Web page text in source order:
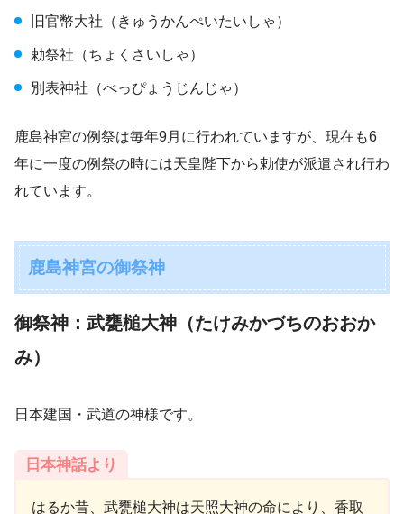
旧官幣大社（きゅうかんぺいたいしゃ）
勅祭社（ちょくさいしゃ）
別表神社（べっぴょうじんじゃ）
鹿島神宮の例祭は毎年9月に行われていますが、現在も6
年に一度の例祭の時には天皇陛下から勅使が派遣され行わ
れています。
鹿島神宮の御祭神
御祭神：武甕槌大神（たけみかづちのおおか
み）
日本建国・武道の神様です。
日本神話より
はるか昔、武甕槌大神は天照大神の命により、香取